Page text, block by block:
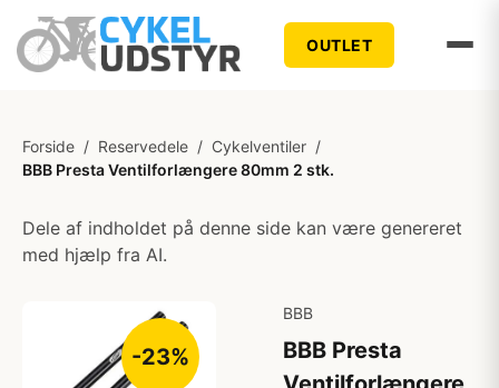
OUTLET
Forside / Reservedele / Cykelventiler /
BBB Presta Ventilforlængere 80mm 2 stk.
Dele af indholdet på denne side kan være genereret
med hjælp fra AI.
-23%
BBB
BBB Presta